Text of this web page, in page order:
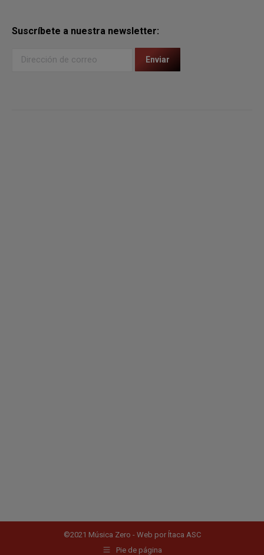
Suscríbete a nuestra newsletter:
©2021 Música Zero - Web por Ítaca ASC
Pie de página